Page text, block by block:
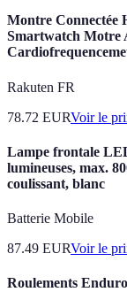
Montre Connectée
Smartwatch Motre
Rakuten FR
78.72 EURVoir le
Lampe frontale
lumineuses, max.
coulissant, blanc
Batterie Mobile
87.49 EURVoir le
Roulements